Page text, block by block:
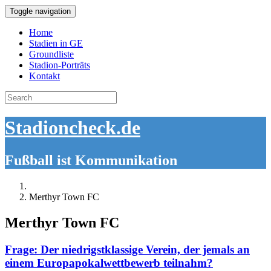
Toggle navigation
Home
Stadien in GE
Groundliste
Stadion-Porträts
Kontakt
Search
for:
Stadioncheck.de
Fußball ist Kommunikation
Merthyr Town FC
Merthyr Town FC
Frage: Der niedrigstklassige Verein, der jemals an
einem Europapokalwettbewerb teilnahm?